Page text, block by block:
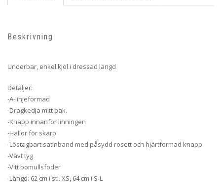
Beskrivning
Underbar, enkel kjol i dressad längd
Detaljer:
-A-linjeformad
-Dragkedja mitt bak.
-Knapp innanför linningen
-Hällor för skärp
-Löstagbart satinband med påsydd rosett och hjärtformad knapp
-Vävt tyg
-Vitt bomullsfoder
-Längd: 62 cm i stl. XS, 64 cm i S-L